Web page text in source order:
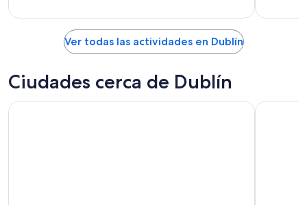
Ver todas las actividades en Dublín
Ciudades cerca de Dublín